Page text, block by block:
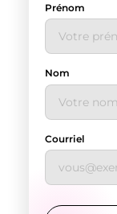
Prénom
Nom
Courriel